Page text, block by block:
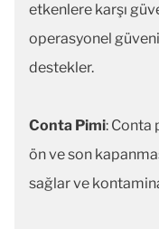
etkenlere karşı
operasyonel
destekler.
Conta Pimi: Conta
ön ve son
sağlar ve